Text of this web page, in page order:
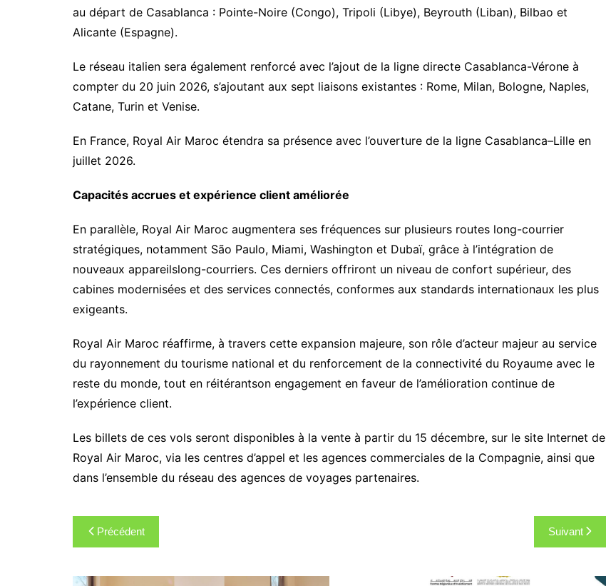
au départ de Casablanca : Pointe-Noire (Congo), Tripoli (Libye), Beyrouth (Liban), Bilbao et
Alicante (Espagne).
Le réseau italien sera également renforcé avec l’ajout de la ligne directe Casablanca-Vérone à
compter du 20 juin 2026, s’ajoutant aux sept liaisons existantes : Rome, Milan, Bologne, Naples,
Catane, Turin et Venise.
En France, Royal Air Maroc étendra sa présence avec l’ouverture de la ligne Casablanca–Lille en
juillet 2026.
Capacités accrues et expérience client améliorée
En parallèle, Royal Air Maroc augmentera ses fréquences sur plusieurs routes long-courrier
stratégiques, notamment São Paulo, Miami, Washington et Dubaï, grâce à l’intégration de
nouveaux appareilslong-courriers. Ces derniers offriront un niveau de confort supérieur, des
cabines modernisées et des services connectés, conformes aux standards internationaux les plus
exigeants.
Royal Air Maroc réaffirme, à travers cette expansion majeure, son rôle d’acteur majeur au service
du rayonnement du tourisme national et du renforcement de la connectivité du Royaume avec le
reste du monde, tout en réitérantson engagement en faveur de l’amélioration continue de
l’expérience client.
Les billets de ces vols seront disponibles à la vente à partir du 15 décembre, sur le site Internet de
Royal Air Maroc, via les centres d’appel et les agences commerciales de la Compagnie, ainsi que
dans l’ensemble du réseau des agences de voyages partenaires.
Navigation
de
Précédent Suivant